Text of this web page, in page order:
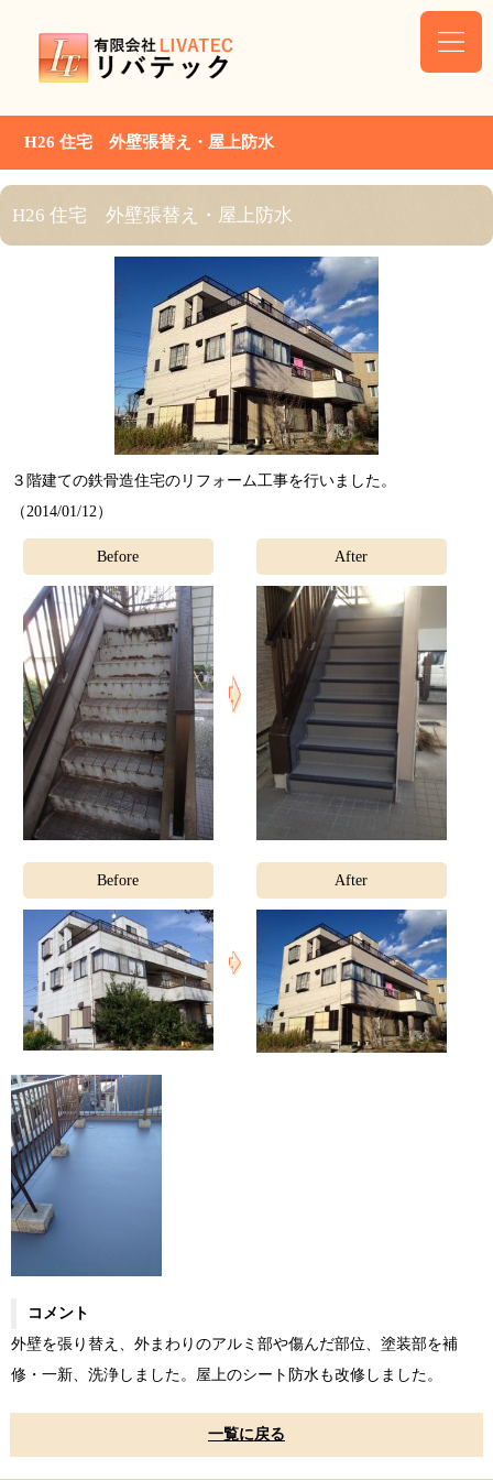
H26 住宅 外壁張替え・屋上防水
H26 住宅 外壁張替え・屋上防水
３階建ての鉄骨造住宅のリフォーム工事を行いました。
（ 2014/01/12）
Before After
Before After
コメント
外壁を張り替え、外まわりのアルミ部や傷んだ部位、塗装部を補
修・一新、洗浄しました。屋上のシート防水も改修しました。
一覧に戻る